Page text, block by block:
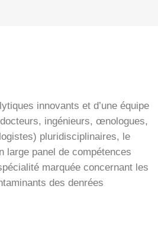
innovants et d’une équipe
ingénieurs, œnologues,
pluridisciplinaires, le
large panel de compétences
marquée concernant les
des denrées